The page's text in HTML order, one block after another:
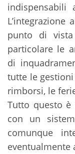
indispensabili
punto di
particolare le
di
tutte le
rimborsi, le
Tutto questo è
con un
comunque
eventualmente